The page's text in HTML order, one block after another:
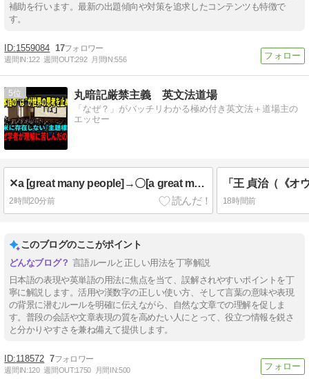
補助を行います。最新の出題傾向や対策を追求したコンテンツも特徴で
す。
1559084 17
週間IN:122 週間OUT:292 月間IN:556
5 丸暗記厳禁主義 英文法道場
「なぜ？」がバッチリわかる極め付き英文法＋道場主の
エッセー
✕a [great many people]→〇[a great many] people
2時間20分前 18時間前
このブログのここがポイント
言語ルールと正しい用法を丁寧解説
日本語の表現や英単語の用法に焦点を当て、誤解されやすいポイントを丁
寧に解説します。活用や漢数字の正しい使い方、そして言葉の意味や表現
の背景に潜むルールを明確に伝えながら、自然な文章での理解を促しま
す。普段の会話や文章表現の質を高めたい人にとって、役立つ情報を鋭さ
と分かりやすさを兼ね備えて提供します。
118572 7
週間IN:120 週間OUT:1750 月間IN:500